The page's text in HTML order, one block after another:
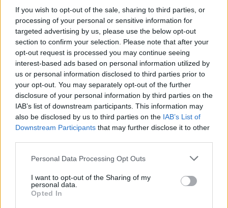
If you wish to opt-out of the sale, sharing to third parties, or
processing of your personal or sensitive information for
targeted advertising by us, please use the below opt-out
section to confirm your selection. Please note that after your
opt-out request is processed you may continue seeing
interest-based ads based on personal information utilized by
us or personal information disclosed to third parties prior to
your opt-out. You may separately opt-out of the further
disclosure of your personal information by third parties on the
IAB’s list of downstream participants. This information may
also be disclosed by us to third parties on the IAB’s List of
Downstream Participants that may further disclose it to other
Personal Data Processing Opt Outs
I want to opt-out of the Sharing of my
personal data.
Opted In
col difensore che ha saluta Verona per approdare in Premier
League. Secondo quanto riferito da Fabrizio Romano, infatti,
mancherebbe solo l'ufficialità dell'operazione che si sarebbe
conclusa su cifre vicine ai 10 milioni più bonus.